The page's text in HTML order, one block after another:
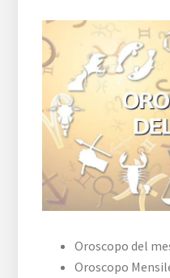
Oroscopo del
Oroscopo